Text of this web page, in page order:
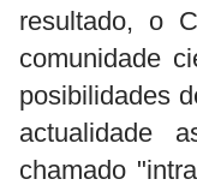
resultado, o
comunidade
posibilidades
actualidade
chamado